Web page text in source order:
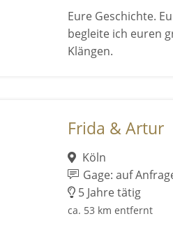
Eure Geschichte.
begleite ich euren
Klängen.
Frida & Artur
Köln
Gage: auf
5 Jahre tätig
ca. 53 km entfernt